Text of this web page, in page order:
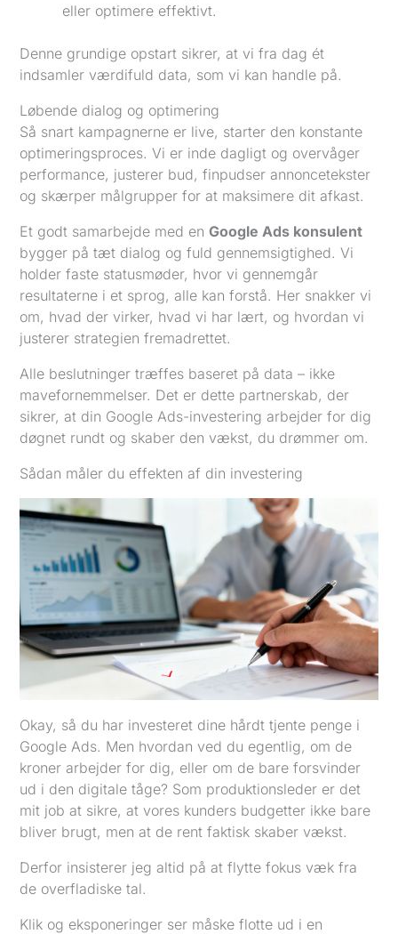
eller optimere effektivt.
Denne grundige opstart sikrer, at vi fra dag ét
indsamler værdifuld data, som vi kan handle på.
Løbende dialog og optimering
Så snart kampagnerne er live, starter den konstante
optimeringsproces. Vi er inde dagligt og overvåger
performance, justerer bud, finpudser annoncetekster
og skærper målgrupper for at maksimere dit afkast.
Et godt samarbejde med enGoogle Ads konsulent
bygger på tæt dialog og fuld gennemsigtighed. Vi
holder faste statusmøder, hvor vi gennemgår
resultaterne i et sprog, alle kan forstå. Her snakker vi
om, hvad der virker, hvad vi har lært, og hvordan vi
justerer strategien fremadrettet.
Alle beslutninger træffes baseret på data – ikke
mavefornemmelser. Det er dette partnerskab, der
sikrer, at din Google Ads-investering arbejder for dig
døgnet rundt og skaber den vækst, du drømmer om.
Sådan måler du effekten af din investering
Okay, så du har investeret dine hårdt tjente penge i
Google Ads. Men hvordan ved du egentlig, om de
kroner arbejder for dig, eller om de bare forsvinder
ud i den digitale tåge? Som produktionsleder er det
mit job at sikre, at vores kunders budgetter ikke bare
bliver brugt, men at de rent faktisk skaber vækst.
Derfor insisterer jeg altid på at flytte fokus væk fra
de overfladiske tal.
Klik og eksponeringer ser måske flotte ud i en